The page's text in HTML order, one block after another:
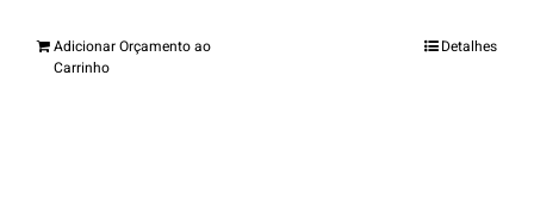
Adicionar Orçamento ao
Carrinho
Detalhes